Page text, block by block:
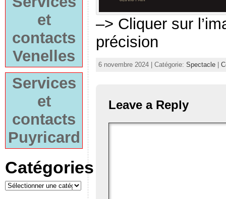
et
contacts
Venelles
Services
et
contacts
Puyricard
Catégories
–> Cliquer sur
précision
6 novembre 2024 | Catégorie: Spectacle |
Leave a Reply